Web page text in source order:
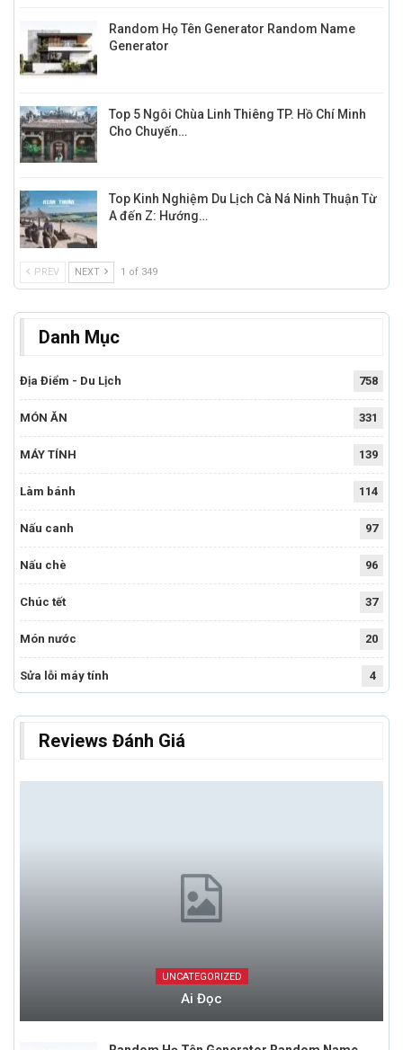
Random Họ Tên Generator Random Name
Generator
Top 5 Ngôi Chùa Linh Thiêng TP. Hồ Chí Minh
Cho Chuyến…
Top Kinh Nghiệm Du Lịch Cà Ná Ninh Thuận Từ
A đến Z: Hướng…
PREV NEXT 1 of 349
Danh Mục
Địa Điểm - Du Lịch 758
MÓN ĂN 331
MÁY TÍNH 139
Làm bánh 114
Nấu canh 97
Nấu chè 96
Chúc tết 37
Món nước 20
Sửa lỗi máy tính 4
Reviews Đánh Giá
UNCATEGORIZED
Ai Đọc